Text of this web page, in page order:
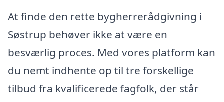
At finde den rette bygherrerådgivning i
Søstrup behøver ikke at være en
besværlig proces. Med vores platform kan
du nemt indhente op til tre forskellige
tilbud fra kvalificerede fagfolk, der står